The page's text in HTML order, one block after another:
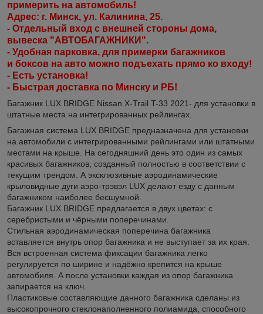
примерить на автомобиль!
Адрес: г. Минск, ул. Калинина, 25.
- Отдельный вход с внешней стороны дома,
вывеска "АВТОБАГАЖНИКИ".
- Удобная парковка, для примерки багажников
и боксов на авто можно подъехать прямо ко входу!
- Есть установка!
- Быстрая доставка по Минску и РБ!
Багажник LUX BRIDGE Nissan X-Trail T-33 2021- для установки в
штатные места на интегрированных рейлингах.
Багажная система LUX BRIDGE предназначена для установки
на автомобили с интегрированными рейлингами или штатными
местами на крыше. На сегодняшний день это один из самых
красивых багажников, созданный полностью в соответствии с
текущим трендом. А эксклюзивные аэродинамические
крыловидные дуги аэро-трэвэл LUX делают езду с данным
багажником наиболее бесшумной.
Багажник LUX BRIDGE предлагается в двух цветах: с
серебристыми и чёрными поперечинами.
Стильная аэродинамическая поперечина багажника
вставляется внутрь опор багажника и не выступает за их края.
Вся встроенная система фиксации багажника легко
регулируется по ширине и надёжно крепится на крыше
автомобиля. А после установки каждая из опор багажника
запирается на ключ.
Пластиковые составляющие данного багажника сделаны из
высокопрочного стеклонаполненного полиамида, способного